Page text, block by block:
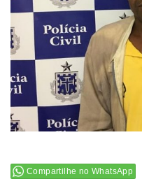
Compartilhe no WhatsApp